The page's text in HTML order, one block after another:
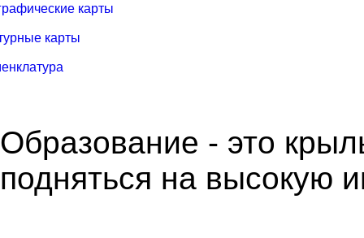
карты
карты
Образование - это
подняться на высокую